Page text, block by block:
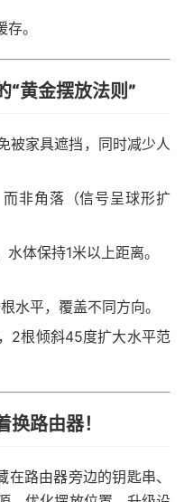
。
“黄金摆放法则”
被家具遮挡，同时减少人
非角落（信号呈球形扩
体保持1米以上距离。
水平，覆盖不同方向。
2根倾斜45度扩大水平范
路由器！
在路由器旁边的钥匙串、